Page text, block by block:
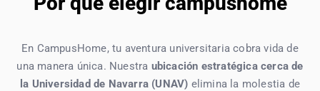
En CampusHome, tu aventura universitaria cobra vida de
una manera única. Nuestra ubicación estratégica cerca de
la Universidad de Navarra (UNAV) elimina la molestia de